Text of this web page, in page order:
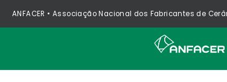
ANFACER • Associação Nacional dos Fabricantes de